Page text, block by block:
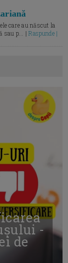
care au născut la
sau p... |Raspunde |
-
de